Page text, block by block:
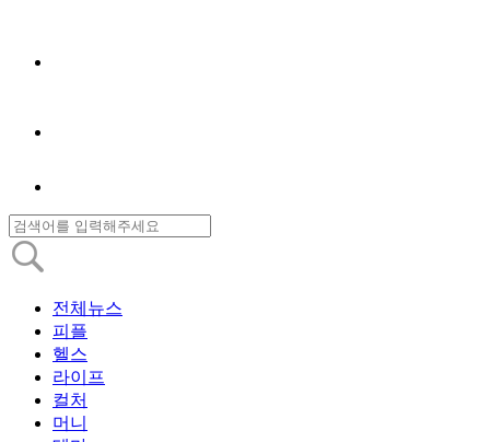
전체뉴스
피플
헬스
라이프
컬처
머니